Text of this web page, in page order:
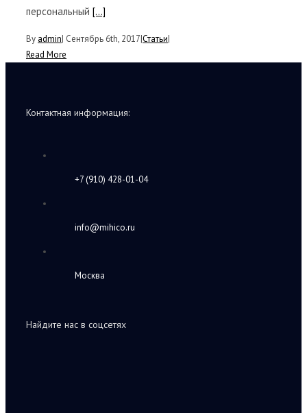
персональный [...]
By admin| Сентябрь 6th, 2017|Статьи|
Read More
Контактная информация:
+7 (910) 428-01-04
info@mihico.ru
Москва
Найдите нас в соцсетях